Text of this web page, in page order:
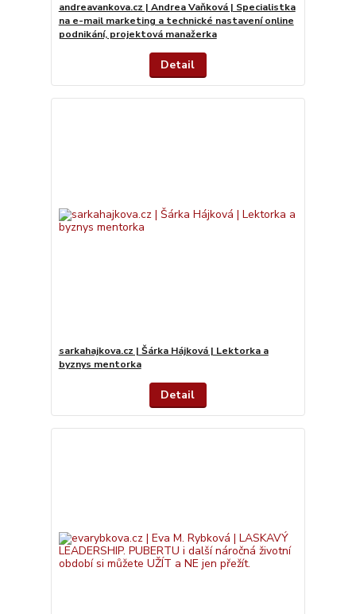
andreavankova.cz | Andrea Vaňková | Specialistka
na e-mail marketing a technické nastavení online
podnikání, projektová manažerka
Detail
sarkahajkova.cz | Šárka Hájková | Lektorka a
byznys mentorka
Detail